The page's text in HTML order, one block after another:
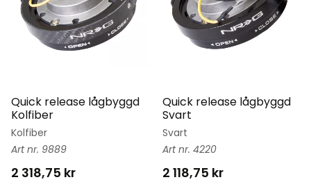
Quick release lågbyggd
Kolfiber
Kolfiber
9889
2 318,75 kr
Quick release lågbyggd
Svart
Svart
4220
2 118,75 kr